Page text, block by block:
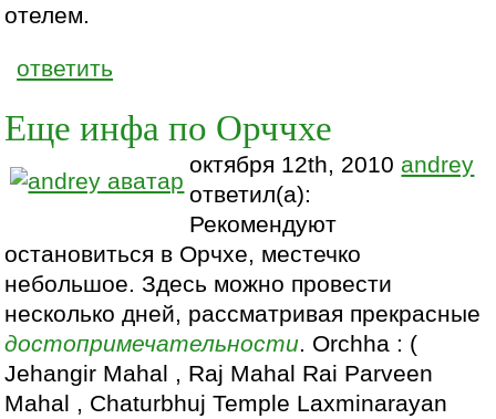
отелем.
ответить
Еще инфа по Орччхе
октября 12th, 2010 andrey
ответил(а):
Рекомендуют
остановиться в Орчхе, местечко
небольшое. Здесь можно провести
несколько дней, рассматривая прекрасные
достопримечательности. Orchha : (
Jehangir Mahal , Raj Mahal Rai Parveen
Mahal , Chaturbhuj Temple Laxminarayan